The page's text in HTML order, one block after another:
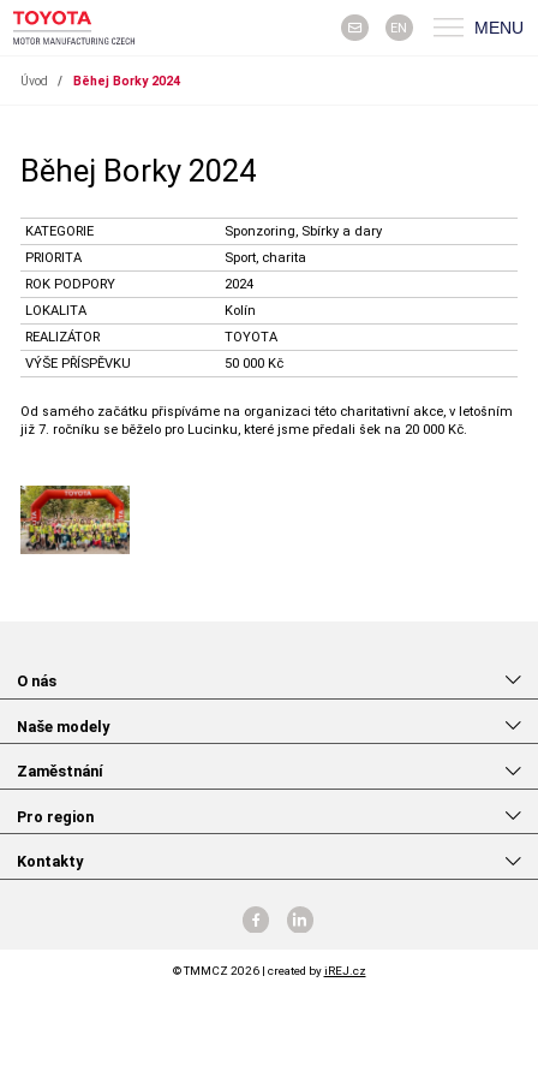
EN MENU
Úvod / Běhej Borky 2024
Běhej Borky 2024
KATEGORIE
Sponzoring, Sbírky a dary
PRIORITA
Sport, charita
ROK PODPORY
2024
LOKALITA
Kolín
REALIZÁTOR
TOYOTA
VÝŠE PŘÍSPĚVKU
50 000 Kč
Od samého začátku přispíváme na organizaci této charitativní akce, v letošním
již 7. ročníku se běželo pro Lucinku, které jsme předali šek na 20 000 Kč.
O nás
Naše modely
Zaměstnání
Pro region
Kontakty
© TMMCZ 2026 | created byiREJ.cz